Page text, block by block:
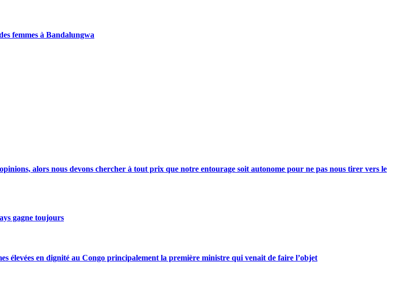
femmes à Bandalungwa
alors nous devons chercher à tout prix que notre entourage soit autonome pour ne pas nous tirer vers le
gagne toujours
élevées en dignité au Congo principalement la première ministre qui venait de faire l’objet